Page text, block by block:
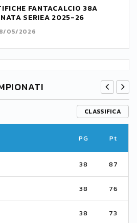
FANTACALCIO 38A
SERIEA 2025-26
05/2026
CLASSIFICA
PG Pt
38 87
38 76
38 73